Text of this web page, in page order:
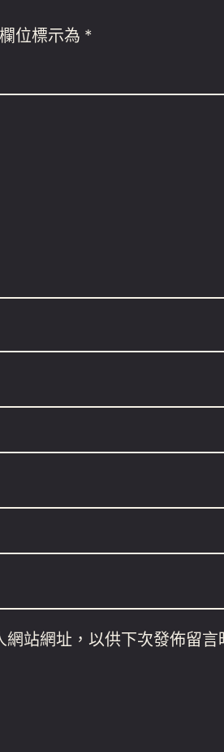
位標示為 *
站網址，以供下次發佈留言